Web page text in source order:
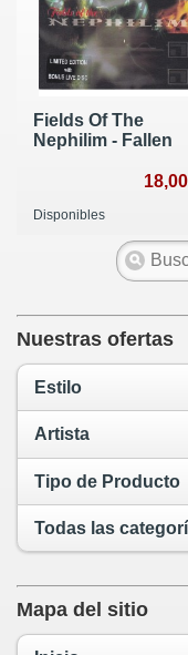
Fields Of The
Nephilim - Fallen
Disponibles
Nuestras ofertas
Estilo
Artista
Tipo de Producto
Todas las
Mapa del sitio